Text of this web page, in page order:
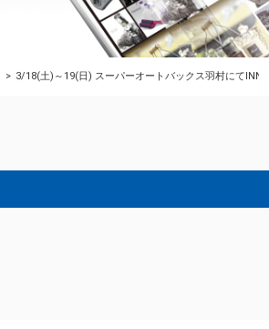
3/18(土)～19(日) スーパーオートバックス羽村にて